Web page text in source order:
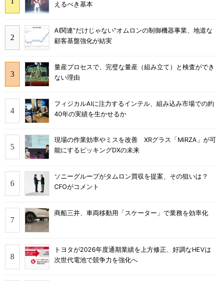
えるべき基本
AI関連“だけじゃない”オムロンの制御機器事業、地道な
顧客基盤強化が結実
量産プロセスで、完璧な量産（組み立て）と検査ができ
ない理由
フィジカルAIに注力するインテル、組み込み市場での約
40年の実績を生かせるか
現場の作業効率やミスを改善 XRグラス「MiRZA」が可
能にするピッキングDXの未来
ソニーグループがタムロン買収を提案、その狙いは？
CFOがコメント
商船三井、車両移動用「スケーター」で業務を効率化
トヨタが2026年度通期業績を上方修正、好調なHEVは
次世代電池で競争力を強化へ